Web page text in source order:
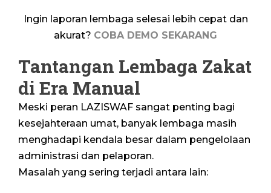
Ingin laporan lembaga selesai lebih cepat dan
akurat? COBA DEMO SEKARANG
Tantangan Lembaga Zakat
di Era Manual
Meski peran LAZISWAF sangat penting bagi
kesejahteraan umat, banyak lembaga masih
menghadapi kendala besar dalam pengelolaan
administrasi dan pelaporan.
Masalah yang sering terjadi antara lain: